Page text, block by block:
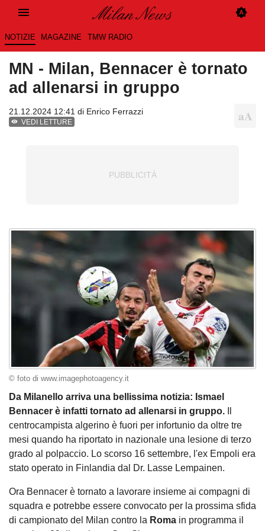
NOTIZIE MAGAZINE TMW RADIO
MN - Milan, Bennacer è tornato
ad allenarsi in gruppo
21.12.2024 12:41 di Enrico Ferrazzi
VEDI LETTURE
© foto di www.imagephotoagency.it
Da Milanello arriva una bellissima notizia: Ismael
Bennacer è infatti tornato ad allenarsi in gruppo.
centrocampista algerino è fuori per infortunio da oltre tre
mesi quando ha riportato in nazionale una lesione di terzo
grado al polpaccio. Lo scorso 16 settembre, l'ex Empoli era
stato operato in Finlandia dal Dr. Lasse Lempainen.
Ora Bennacer è tornato a lavorare insieme ai compagni di
squadra e potrebbe essere convocato per la prossima sfida
di campionato del Milan contro la Roma in programma il